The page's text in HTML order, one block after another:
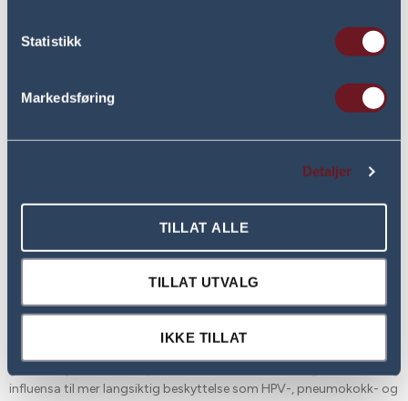
Statistikk
Markedsføring
Detaljer
TILLAT ALLE
TILLAT UTVALG
IKKE TILLAT
Treningsinstruktør
Beskytt deg med vaksiner
24. september 2025
Vaksiner er en enkel og trygg måte å forebygge alvorlige
influensa til mer langsiktig beskyttelse som HPV-, pneumokokk- og